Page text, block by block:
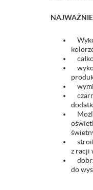
z racji
do